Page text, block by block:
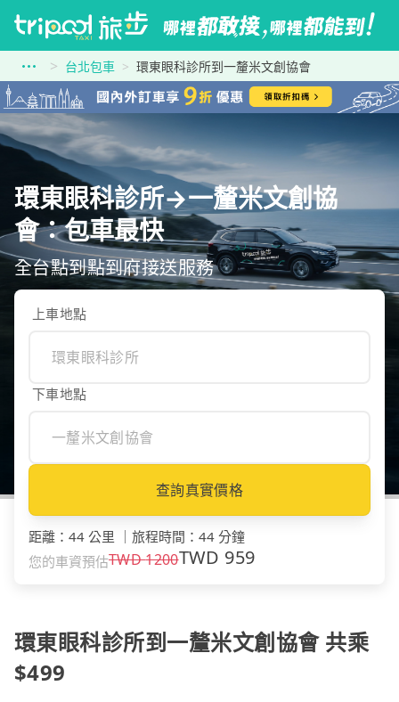
台北包車 環東眼科診所到一釐米文創協會
環東眼科診所→一釐米文創協
會：包車最快
全台點到點到府接送服務
上車地點
下車地點
查詢真實價格
距離 ： 44 公里 旅程時間 ： 44 分鐘
您的車資預估TWD1200TWD 959
環東眼科診所到一釐米文創協會 共乘
$499